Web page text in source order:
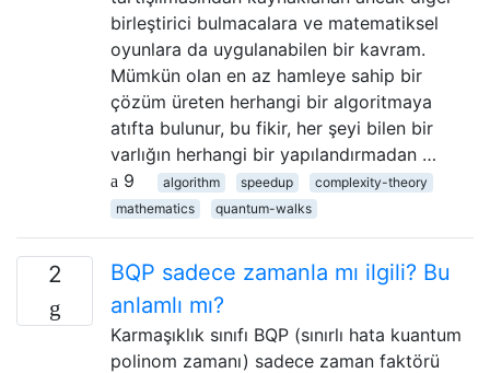
birleştirici bulmacalara ve matematiksel
oyunlara da uygulanabilen bir kavram.
Mümkün olan en az hamleye sahip bir
çözüm üreten herhangi bir algoritmaya
atıfta bulunur, bu fikir, her şeyi bilen bir
varlığın herhangi bir yapılandırmadan …
9
algorithm speedup
complexity-theory
mathematics
quantum-walks
2
BQP sadece zamanla mı ilgili? Bu
anlamlı mı?
Karmaşıklık sınıfı BQP (sınırlı hata kuantum
polinom zamanı) sadece zaman faktörü